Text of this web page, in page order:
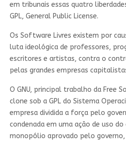
em tribunais essas quatro
GPL, General Public License.
Os Software Livres existem por
luta ideológica de professores,
escritores e artistas, contra o
pelas grandes empresas
O GNU, principal trabalho da Free
clone sob a GPL do Sistema
empresa dividida a força pelo
condenada em uma ação de uso do
monopólio aprovado pelo